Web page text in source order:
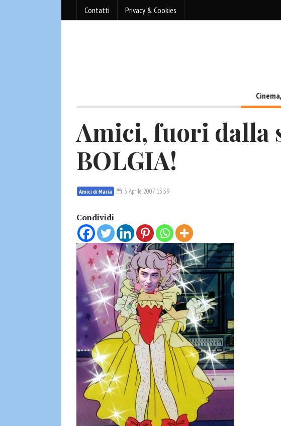
Contatti Privacy & Cookies
Amici, fuori dalla
BOLGIA!
Amici di Maria 3 Aprile 2007 13:39
Condividi